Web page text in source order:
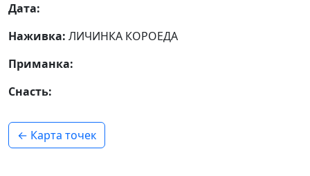
Дата:
Наживка: ЛИЧИНКА КОРОЕДА
Приманка:
Снасть:
← Карта точек